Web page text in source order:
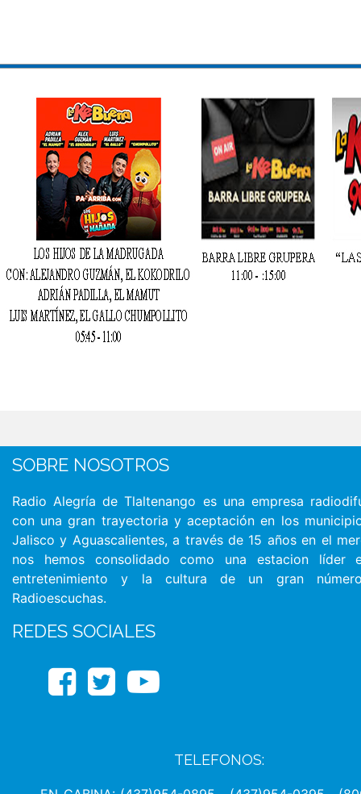
SOBRE NOSOTROS
Radio Alegría de Tlaltenango es una empresa
con una gran trayectoria y aceptación en los
Jalisco y Aguascalientes, a través de 15 años en el
nos hemos consolidado como una estacion líder
entretenimiento y la cultura de un gran
Radioescuchas.
REDES SOCIALES
FacebookTwitter
TELEFONOS: